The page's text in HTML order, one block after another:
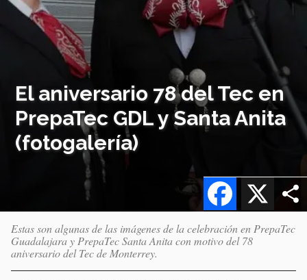
El aniversario 78 del Tec en
PrepaTec GDL y Santa Anita
(fotogalería)
X
Facebook
Estas son algunas de las imágenes de la celebración en PrepaTec
Guadalajara y PrepaTec Santa Anita con motivo del 78
aniversario del Tec de Monterrey.